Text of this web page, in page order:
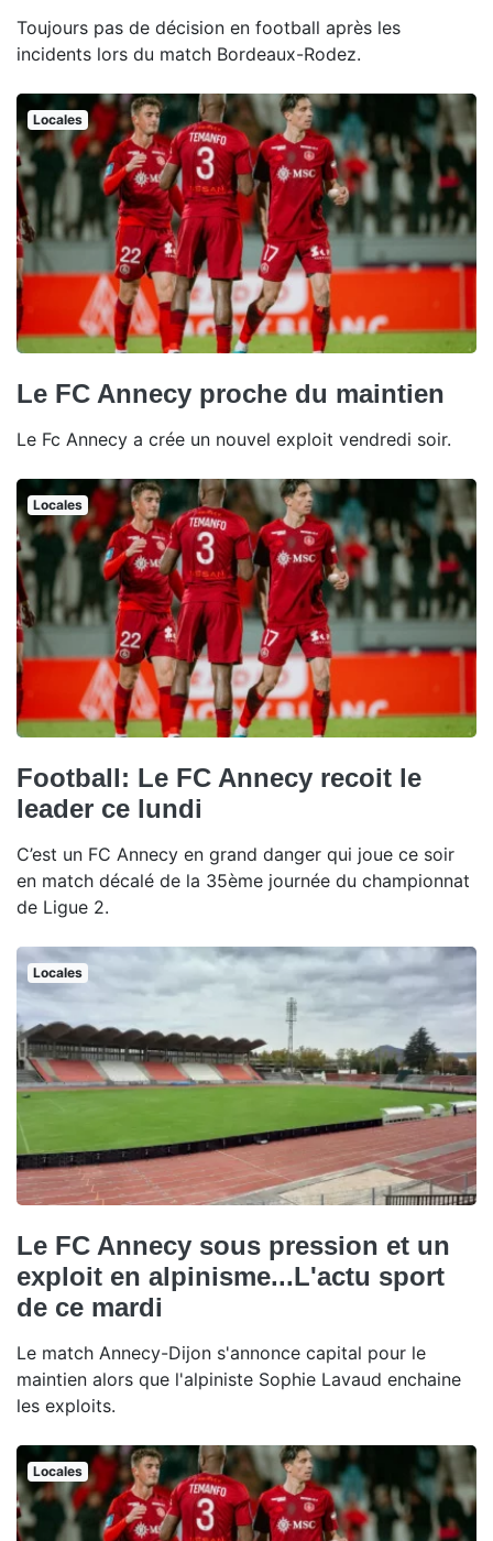
Toujours pas de décision en football après les
incidents lors du match Bordeaux-Rodez.
Locales
Le FC Annecy proche du maintien
Le Fc Annecy a crée un nouvel exploit vendredi soir.
Locales
Football: Le FC Annecy recoit le
leader ce lundi
C’est un FC Annecy en grand danger qui joue ce soir
en match décalé de la 35ème journée du championnat
de Ligue 2.
Locales
Le FC Annecy sous pression et un
exploit en alpinisme...L'actu sport
de ce mardi
Le match Annecy-Dijon s'annonce capital pour le
maintien alors que l'alpiniste Sophie Lavaud enchaine
les exploits.
Locales